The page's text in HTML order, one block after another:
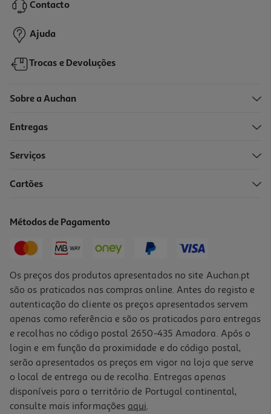
Contacto
Ajuda
Trocas e Devoluções
Sobre a Auchan
Entregas
Serviços
Cartões
Métodos de Pagamento
Os preços dos produtos apresentados no site Auchan.pt
são os praticados nas compras online. Antes do registo e
autenticação do cliente os preços apresentados servem
apenas como referência e são os praticados para entregas
e recolhas no código postal 2650-435 Amadora. Após o
login e em função da proximidade e do código postal,
serão apresentados os preços em vigor na loja que serve
o local de entrega ou de recolha. Entregas apenas
disponíveis para o território de Portugal continental,
consulte mais informações aqui.